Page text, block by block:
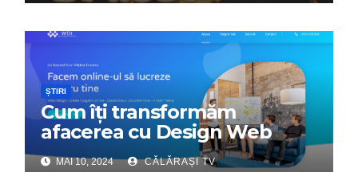
ȘTIRI
Cum îți transformăm
afacerea cu Design Web
Interactiv – Partenerul tău
MAI 10, 2024 CĂLĂRAȘI TV